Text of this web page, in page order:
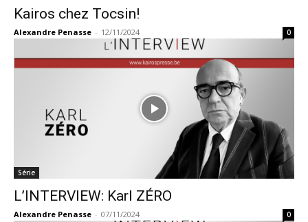
Kairos chez Tocsin!
Alexandre Penasse - 12/11/2024 0
Série
L’INTERVIEW: Karl ZÉRO
Alexandre Penasse - 07/11/2024 0